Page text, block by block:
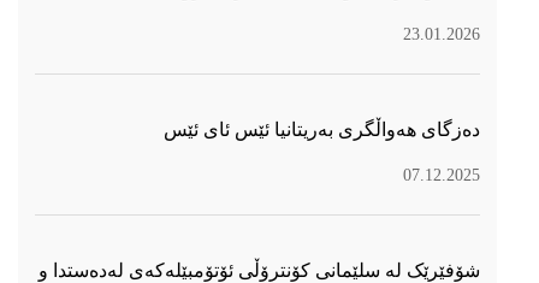
23.01.2026
دەزگای هەواڵگری بەریتانیا ئێس ئای ئێس
07.12.2025
شۆفێرێک لە سلێمانی کۆنترۆڵی ئۆتۆمبێلەکەی لەدەستدا و